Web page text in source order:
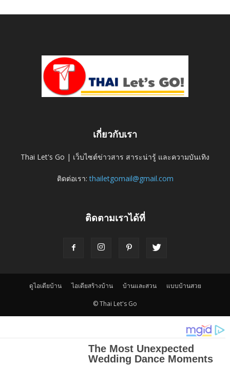
เกี่ยวกับเรา
Thai Let's Go | เว็บไซต์ข่าวสาร สาระน่ารู้ และความบันเทิง
ติดต่อเรา:thailetgomail@gmail.com
ติดตามเราได้ที่
ดูไอเดียบ้าน ไอเดียสร้างบ้าน บ้านและสวน แบบบ้านสวย
© Thai Let's Go